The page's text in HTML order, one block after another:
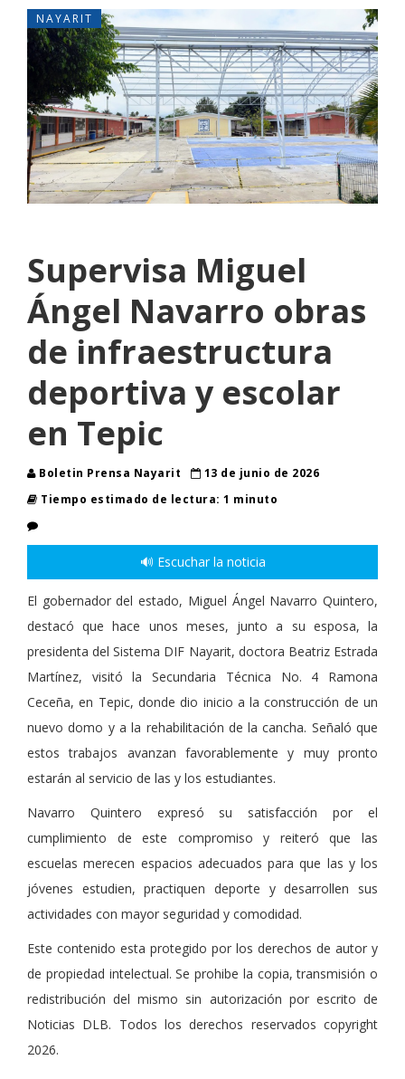
NAYARIT
Supervisa Miguel
Ángel Navarro obras
de infraestructura
deportiva y escolar
en Tepic
Boletin Prensa Nayarit
13 de junio de 2026
Tiempo estimado de lectura: 1 minuto
🔊 Escuchar la noticia
El gobernador del estado, Miguel Ángel Navarro Quintero,
destacó que hace unos meses, junto a su esposa, la
presidenta del Sistema DIF Nayarit, doctora Beatriz Estrada
Martínez, visitó la Secundaria Técnica No. 4 Ramona
Ceceña, en Tepic, donde dio inicio a la construcción de un
nuevo domo y a la rehabilitación de la cancha. Señaló que
estos trabajos avanzan favorablemente y muy pronto
estarán al servicio de las y los estudiantes.
Navarro Quintero expresó su satisfacción por el
cumplimiento de este compromiso y reiteró que las
escuelas merecen espacios adecuados para que las y los
jóvenes estudien, practiquen deporte y desarrollen sus
actividades con mayor seguridad y comodidad.
Este contenido esta protegido por los derechos de autor y
de propiedad intelectual. Se prohibe la copia, transmisión o
redistribución del mismo sin autorización por escrito de
Noticias DLB. Todos los derechos reservados copyright
2026.